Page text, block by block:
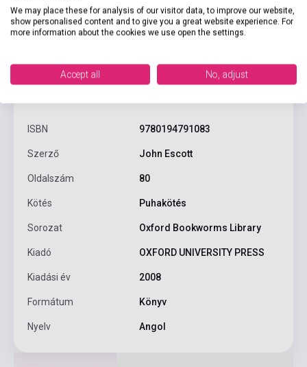
Termékjellemzők
ISBN 9780194791083
Szerző John Escott
Oldalszám 80
Kötés Puhakötés
Sorozat Oxford Bookworms Library
Kiadó OXFORD UNIVERSITY PRESS
Kiadási év 2008
Formátum Könyv
Nyelv Angol
We may place these for analysis of our visitor data, to improve our website,
show personalised content and to give you a great website experience. For
more information about the cookies we use open the settings.
Accept all No, adjust